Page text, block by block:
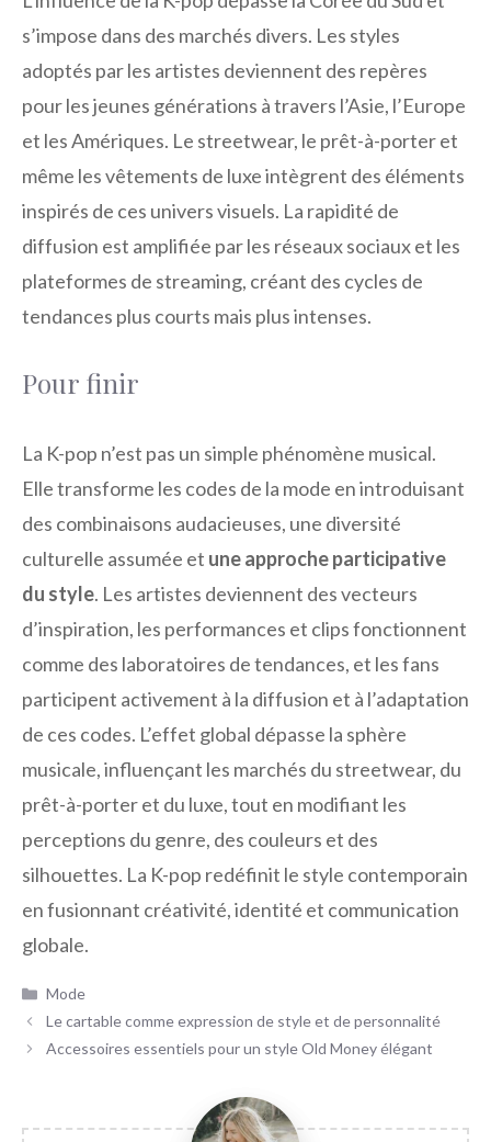
s’impose dans des marchés divers. Les styles
adoptés par les artistes deviennent des repères
pour les jeunes générations à travers l’Asie, l’Europe
et les Amériques. Le streetwear, le prêt-à-porter et
même les vêtements de luxe intègrent des éléments
inspirés de ces univers visuels. La rapidité de
diffusion est amplifiée par les réseaux sociaux et les
plateformes de streaming, créant des cycles de
tendances plus courts mais plus intenses.
Pour finir
La K-pop n’est pas un simple phénomène musical.
Elle transforme les codes de la mode en introduisant
des combinaisons audacieuses, une diversité
culturelle assumée et une approche participative
du style. Les artistes deviennent des vecteurs
d’inspiration, les performances et clips fonctionnent
comme des laboratoires de tendances, et les fans
participent activement à la diffusion et à l’adaptation
de ces codes. L’effet global dépasse la sphère
musicale, influençant les marchés du streetwear, du
prêt-à-porter et du luxe, tout en modifiant les
perceptions du genre, des couleurs et des
silhouettes. La K-pop redéfinit le style contemporain
en fusionnant créativité, identité et communication
globale.
Catégories
Mode
Le cartable comme expression de style et de personnalité
Accessoires essentiels pour un style Old Money élégant